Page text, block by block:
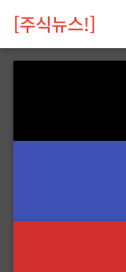
[주식뉴스!]